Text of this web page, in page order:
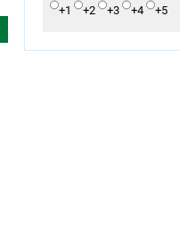
+1 +2 +3 +4 +5